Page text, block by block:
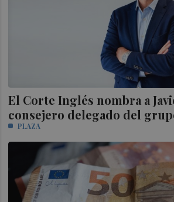
El Corte Inglés nombra a
consejero delegado del
PLAZA